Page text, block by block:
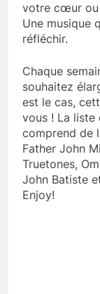
votre cœur ou
Une musique
réfléchir.
Chaque
souhaitez
est le cas,
vous ! La liste
comprend de
Father John
Truetones,
John Batiste
Enjoy!